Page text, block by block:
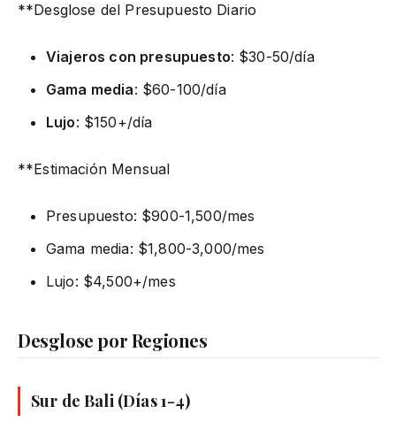
**Desglose del Presupuesto Diario
Viajeros con presupuesto: $30-50/día
Gama media: $60-100/día
Lujo: $150+/día
**Estimación Mensual
Presupuesto: $900-1,500/mes
Gama media: $1,800-3,000/mes
Lujo: $4,500+/mes
Desglose por Regiones
Sur de Bali (Días 1-4)